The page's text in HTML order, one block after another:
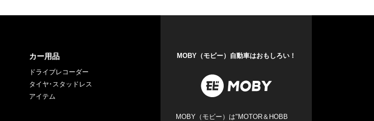
カー用品
ドライブレコーダー
タイヤ･スタッドレス
アイテム
MOBY（モビー）自動車はおもしろい！
MOBY（モビー）は"MOTOR＆HOBB